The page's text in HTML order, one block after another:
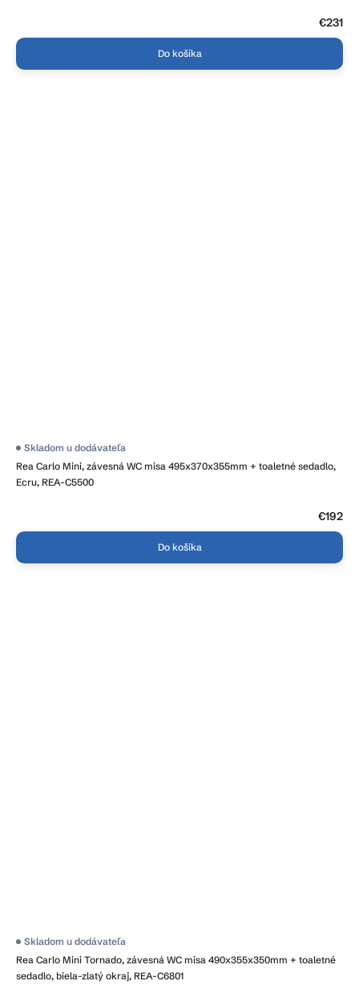
€231
Do košíka
Rea Carlo Mini, závesná WC misa 495x370x355mm + toaletné sedadlo,
Ecru, REA-C5500
Skladom u dodávateľa
€192
Do košíka
Rea Carlo Mini Tornado, závesná WC misa 490x355x350mm + toaletné
sedadlo, biela-zlatý okraj, REA-C6801
Skladom u dodávateľa